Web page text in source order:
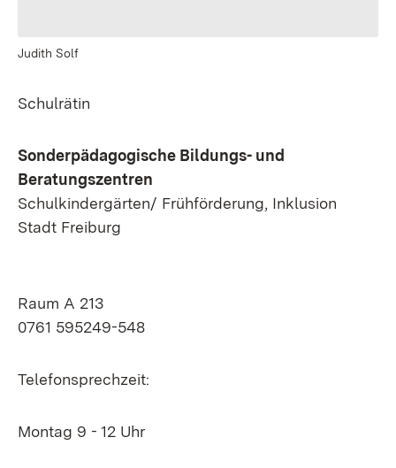
Judith Solf
Schulrätin
Sonderpädagogische Bildungs- und
Beratungszentren
Schulkindergärten/ Frühförderung, Inklusion
Stadt Freiburg
Raum A 213
0761 595249-548
Telefonsprechzeit:
Montag 9 - 12 Uhr